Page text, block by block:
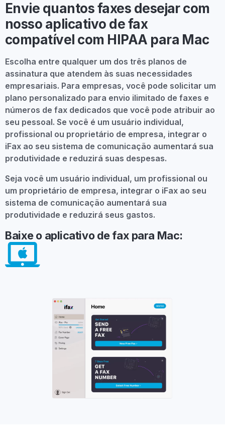
Envie quantos faxes desejar com
nosso aplicativo de fax
compatível com HIPAA para Mac
Escolha entre qualquer um dos três planos de
assinatura que atendem às suas necessidades
empresariais. Para empresas, você pode solicitar um
plano personalizado para envio ilimitado de faxes e
números de fax dedicados que você pode atribuir ao
seu pessoal. Se você é um usuário individual,
profissional ou proprietário de empresa, integrar o
iFax ao seu sistema de comunicação aumentará sua
produtividade e reduzirá suas despesas.
Seja você um usuário individual, um profissional ou
um proprietário de empresa, integrar o iFax ao seu
sistema de comunicação aumentará sua
produtividade e reduzirá seus gastos.
Baixe o aplicativo de fax para Mac: